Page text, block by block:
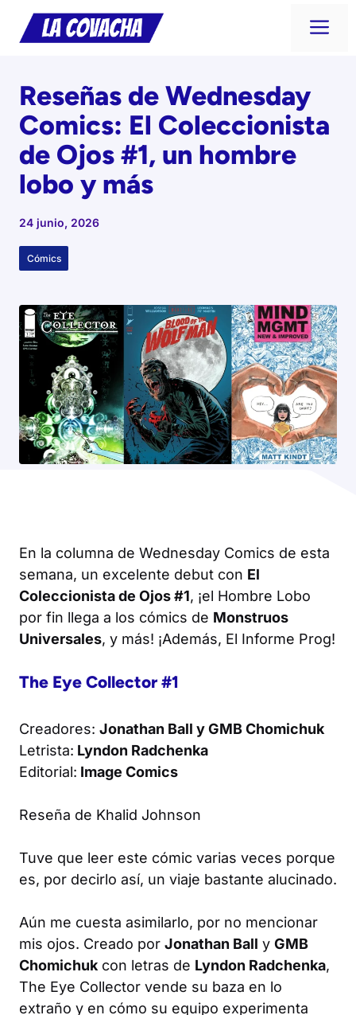
Saltar
Reseñas de Wednesday
Comics: El Coleccionista
de Ojos #1, un hombre
lobo y más
24 junio, 2026
Cómics
En la columna de Wednesday Comics de esta
semana, un excelente debut con El
Coleccionista de Ojos #1, ¡el Hombre Lobo
por fin llega a los cómics de Monstruos
Universales, y más! ¡Además, El Informe Prog!
The Eye Collector #1
Creadores: Jonathan Ball y GMB Chomichuk
Letrista: Lyndon Radchenka
Editorial: Image Comics
Reseña de Khalid Johnson
Tuve que leer este cómic varias veces porque
es, por decirlo así, un viaje bastante alucinado.
Aún me cuesta asimilarlo, por no mencionar
mis ojos. Creado por Jonathan Ball y GMB
Chomichuk con letras de Lyndon Radchenka,
The Eye Collector vende su baza en lo
extraño y en cómo su equipo experimenta